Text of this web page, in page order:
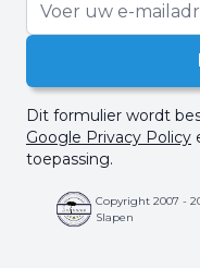
Dit formulier wordt
Google Privacy Policy
toepassing.
Copyright 2007 -
Slapen